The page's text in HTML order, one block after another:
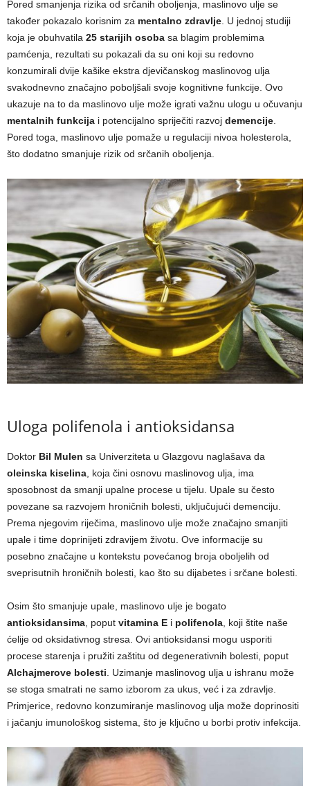
Pored smanjenja rizika od srčanih oboljenja, maslinovo ulje se
također pokazalo korisnim za mentalno zdravlje. U jednoj studiji
koja je obuhvatila 25 starijih osoba sa blagim problemima
pamćenja, rezultati su pokazali da su oni koji su redovno
konzumirali dvije kašike ekstra djevičanskog maslinovog ulja
svakodnevno značajno poboljšali svoje kognitivne funkcije. Ovo
ukazuje na to da maslinovo ulje može igrati važnu ulogu u očuvanju
mentalnih funkcija i potencijalno spriječiti razvoj demencije.
Pored toga, maslinovo ulje pomaže u regulaciji nivoa holesterola,
što dodatno smanjuje rizik od srčanih oboljenja.
Uloga polifenola i antioksidansa
Doktor Bil Mulen sa Univerziteta u Glazgovu naglašava da
oleinska kiselina , koja čini osnovu maslinovog ulja, ima
sposobnost da smanji upalne procese u tijelu. Upale su često
povezane sa razvojem hroničnih bolesti, uključujući demenciju.
Prema njegovim riječima, maslinovo ulje može značajno smanjiti
upale i time doprinijeti zdravijem životu. Ove informacije su
posebno značajne u kontekstu povećanog broja oboljelih od
sveprisutnih hroničnih bolesti, kao što su dijabetes i srčane bolesti.
Osim što smanjuje upale, maslinovo ulje je bogato
antioksidansima , poput vitamina E i polifenola , koji štite naše
ćelije od oksidativnog stresa. Ovi antioksidansi mogu usporiti
procese starenja i pružiti zaštitu od degenerativnih bolesti, poput
Alchajmerove bolesti . Uzimanje maslinovog ulja u ishranu može
se stoga smatrati ne samo izborom za ukus, već i za zdravlje.
Primjerice, redovno konzumiranje maslinovog ulja može doprinositi
i jačanju imunološkog sistema, što je ključno u borbi protiv infekcija.